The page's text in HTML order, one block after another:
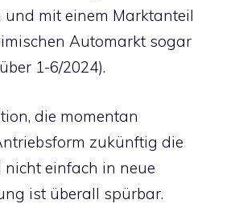
mit einem Marktanteil
Automarkt sogar
1-6/2024).
die momentan
zukünftig die
nicht einfach in neue
ist überall spürbar.